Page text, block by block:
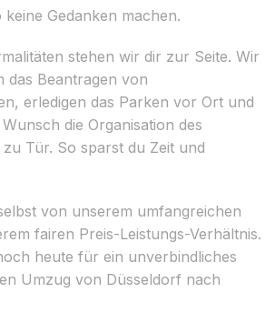
Gedanken machen.
stehen wir dir zur Seite. Wir
das Beantragen von
erledigen das Parken vor Ort und
die Organisation des
Tür. So sparst du Zeit und
von unserem umfangreichen
fairen Preis-Leistungs-Verhältnis.
heute für ein unverbindliches
Umzug von Düsseldorf nach